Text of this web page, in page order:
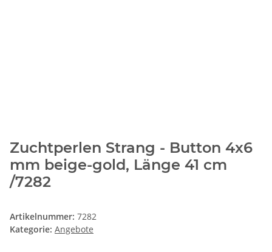
Zuchtperlen Strang - Button 4x6
mm beige-gold, Länge 41 cm
/7282
Artikelnummer: 7282
Kategorie: Angebote